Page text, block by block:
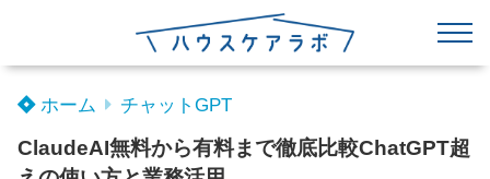
ホーム チャットGPT
ClaudeAI無料から有料まで徹底比較ChatGPT超